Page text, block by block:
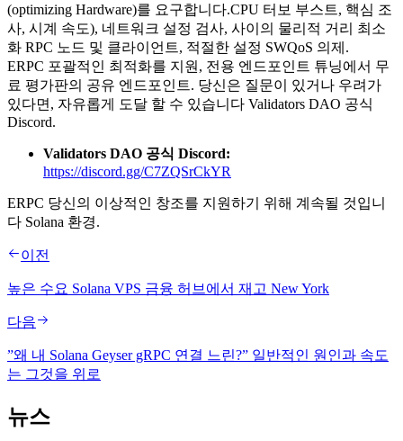
(optimizing Hardware)를 요구합니다.CPU 터보 부스트, 핵심 조
사, 시계 속도), 네트워크 설정 검사, 사이의 물리적 거리 최소
화 RPC 노드 및 클라이언트, 적절한 설정 SWQoS 의제.
ERPC 포괄적인 최적화를 지원, 전용 엔드포인트 튜닝에서 무
료 평가판의 공유 엔드포인트. 당신은 질문이 있거나 우려가
있다면, 자유롭게 도달 할 수 있습니다 Validators DAO 공식
Discord.
Validators DAO 공식 Discord:
https://discord.gg/C7ZQSrCkYR
ERPC 당신의 이상적인 창조를 지원하기 위해 계속될 것입니
다 Solana 환경.
이전
높은 수요 Solana VPS 금융 허브에서 재고 New York
다음
”왜 내 Solana Geyser gRPC 연결 느린?” 일반적인 원인과 속도
는 그것을 위로
뉴스